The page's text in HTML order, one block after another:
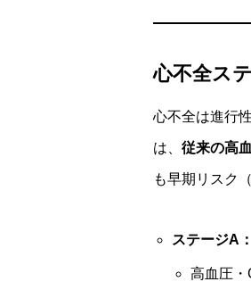
心不全ス
心不全は進行
は、 従来の高
も早期リスク
ステージA
高血圧・